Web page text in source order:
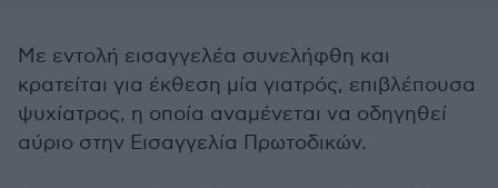
Με εντολή εισαγγελέα συνελήφθη και
κρατείται για έκθεση μία γιατρός, επιβλέπουσα
ψυχίατρος, η οποία αναμένεται να οδηγηθεί
αύριο στην Εισαγγελία Πρωτοδικών.